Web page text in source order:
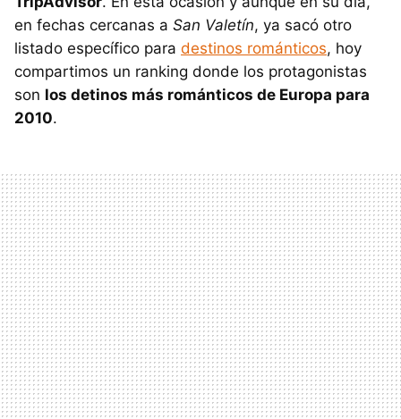
en fechas cercanas a San Valetín, ya sacó otro
listado específico para destinos románticos, hoy
compartimos un ranking donde los protagonistas
son los detinos más románticos de Europa para
2010.